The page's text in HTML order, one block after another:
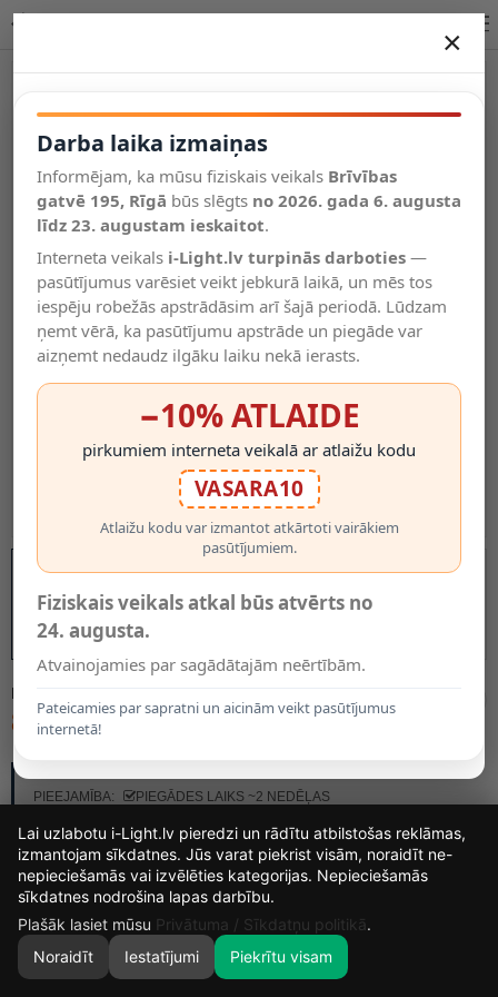
Salīdzināt
Vēlmju
saraksts
Valodas
0
MODELIS:
85.70€
PIEEJAMĪBA:
PIEGĀDES LAIKS ~2 NEDĒĻAS
×
Darba laika izmaiņas
Informējam, ka mūsu fiziskais veikals Brīvības
gatvē 195, Rīgā būs slēgts no 2026. gada 6. augusta
līdz 23. augustam ieskaitot.
Interneta veikals i-Light.lv turpinās darboties —
pasūtījumus varēsiet veikt jebkurā laikā, un mēs tos
iespēju robežās apstrādāsim arī šajā periodā. Lūdzam
ņemt vērā, ka pasūtījumu apstrāde un piegāde var
aizņemt nedaudz ilgāku laiku nekā ierasts.
−10% ATLAIDE
pirkumiem interneta veikalā ar atlaižu kodu
VASARA10
Atlaižu kodu var izmantot atkārtoti vairākiem
pasūtījumiem.
Fiziskais veikals atkal būs atvērts no
24. augusta.
Atvainojamies par sagādātajām neērtībām.
Pateicamies par sapratni un aicinām veikt pasūtījumus
internetā!
14
DIENAS
12
STUNDAS
57
MIN.
23
Lai uzlabotu i-Light.lv pieredzi un rādītu atbilstošas reklāmas,
izmantojam sīkdatnes. Jūs varat piekrist visām, noraidīt ne-
nepieciešamās vai izvēlēties kategorijas. Nepieciešamās
sīkdatnes nodrošina lapas darbību.
Plašāk lasiet mūsu Privātuma / Sīkdatņu politikā.
Noraidīt
Iestatījumi Piekrītu visam